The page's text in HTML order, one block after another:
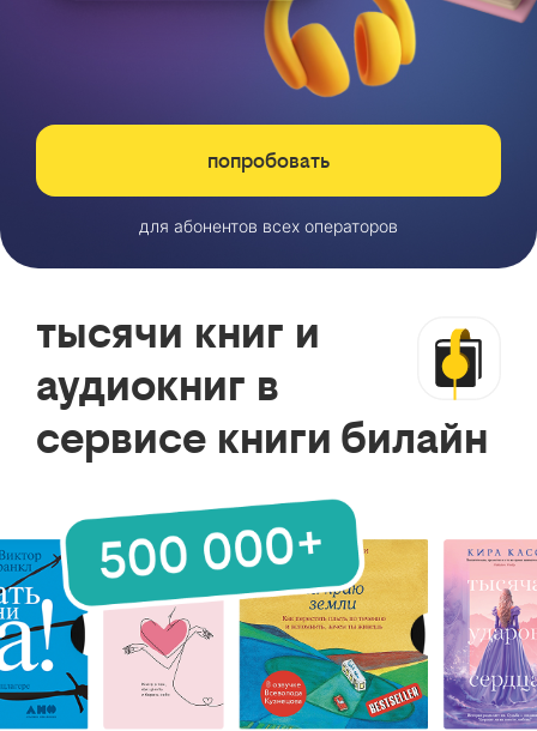
попробовать
для абонентов всех операторов
тысячи книг и
аудиокниг в
сервисе книги билайн